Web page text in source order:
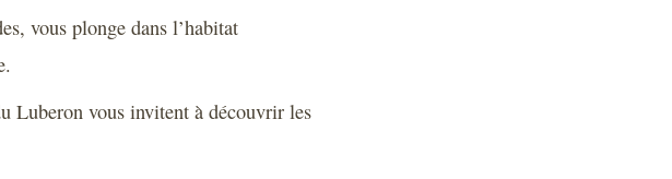
vous plonge dans l’habitat
Luberon vous invitent à découvrir les